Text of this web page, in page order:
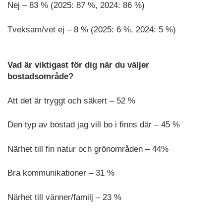
Nej – 83 % (2025: 87 %, 2024: 86 %)
Tveksam/vet ej – 8 % (2025: 6 %, 2024: 5 %)
Vad är viktigast för dig när du väljer
bostadsområde?
Att det är tryggt och säkert – 52 %
Den typ av bostad jag vill bo i finns där – 45 %
Närhet till fin natur och grönområden – 44%
Bra kommunikationer – 31 %
Närhet till vänner/familj – 23 %